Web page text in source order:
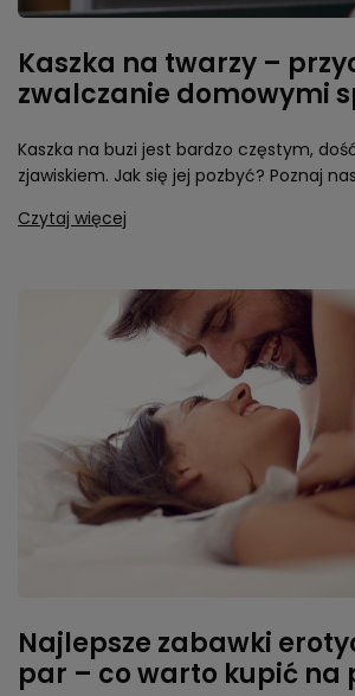
Kaszka na twarzy –
zwalczanie domowymi
Kaszka na buzi jest bardzo częstym,
zjawiskiem. Jak się jej pozbyć? Poznaj
Czytaj więcej
Najlepsze zabawki
par – co warto kupić na